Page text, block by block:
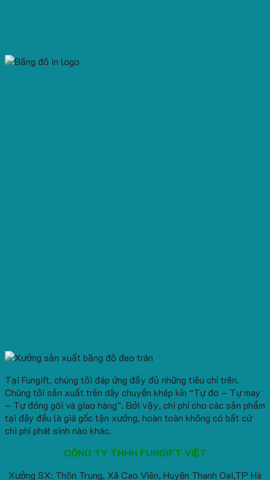
Tại Fungift, chúng tôi đáp ứng đầy đủ những tiêu chí trên.
Chúng tôi sản xuất trên dây chuyền khép kín “Tự đo – Tự may
– Tự đóng gói và giao hàng”. Bởi vậy, chi phí cho các sản phẩm
tại đây đều là giá gốc tận xưởng, hoàn toàn không có bất cứ
chi phí phát sinh nào khác.
CÔNG TY TNHH FUNGIFT VIỆT
Xưởng SX: Thôn Trung, Xã Cao Viên, Huyện Thanh Oai,TP Hà